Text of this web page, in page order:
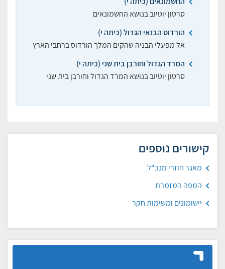
סרטון יוטיוב בנושא החשמונאים
הורדוס הבנאי הגדול (כיתה י)
אל מפעלי הבניה שהקים המלך הורדוס ברחבי הארץ
המרד הגדול וחורבן בית שני (כיתה י)
סרטון יוטיוב בנושא המרד הגדול וחורבן בית שני
קישורים נוספים
מאגר חוזרי מנכ"ל
המפה המזמרת
יישומונים ומשימות חקר